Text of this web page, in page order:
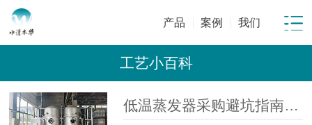
产品 案例 我们
工艺小百科
低温蒸发器采购避坑指南：工业废水蒸发设备选型10大坑